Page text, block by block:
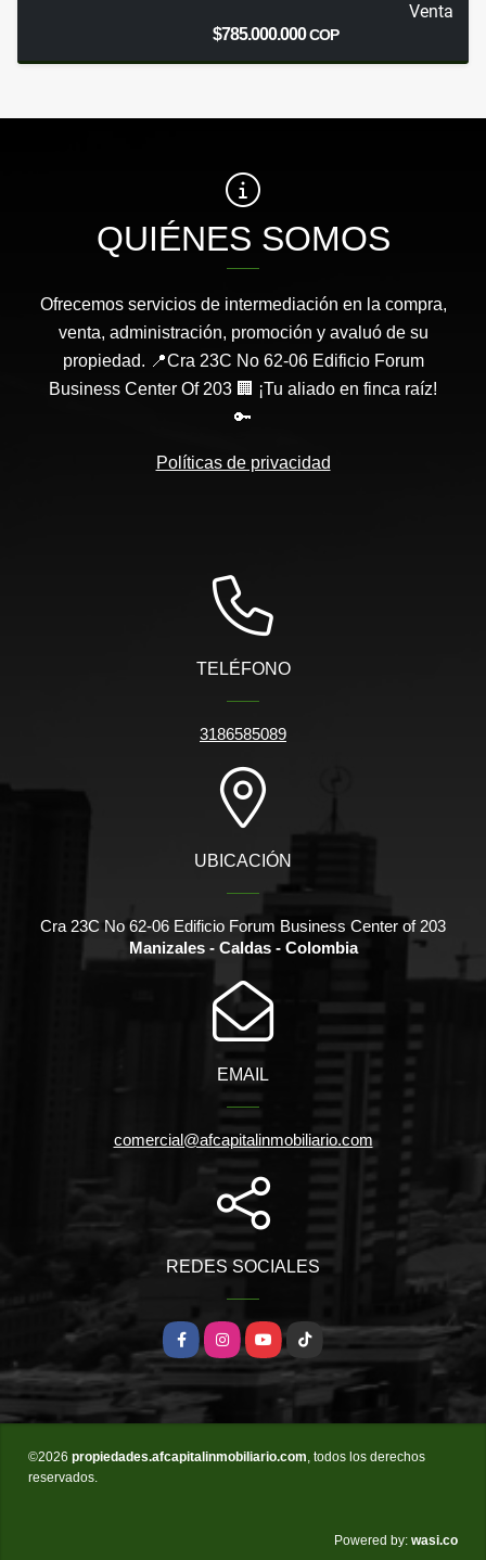
Venta
$785.000.000COP
QUIÉNES SOMOS
Ofrecemos servicios de intermediación en la compra,
venta, administración, promoción y avaluó de su
propiedad. 📍Cra 23C No 62-06 Edificio Forum
Business Center Of 203 🏢 ¡Tu aliado en finca raíz!
🔑
Políticas de privacidad
TELÉFONO
3186585089
UBICACIÓN
Cra 23C No 62-06 Edificio Forum Business Center of 203
Manizales - Caldas - Colombia
EMAIL
comercial@afcapitalinmobiliario.com
REDES SOCIALES
FacebookInstagramYouTubeTikTok
©2026 propiedades.afcapitalinmobiliario.com, todos los derechos
reservados.
Powered by: wasi.co